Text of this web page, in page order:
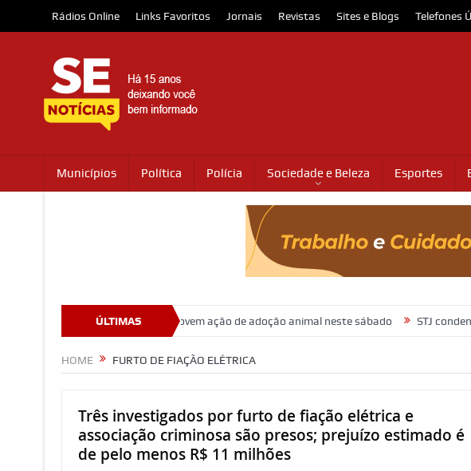
Rádios Online Links Favoritos Jornais Revistas Sites e Blogs Telefones
Municípios Política Polícia Sociedade e Beleza Esportes
ÚLTIMAS
Shopping Jardins promovem ação de adoção animal neste sábado STJ condena
HOME FURTO DE FIAÇÃO ELÉTRICA
Três investigados por furto de fiação elétrica e
associação criminosa são presos; prejuízo estimado é
de pelo menos R$ 11 milhões